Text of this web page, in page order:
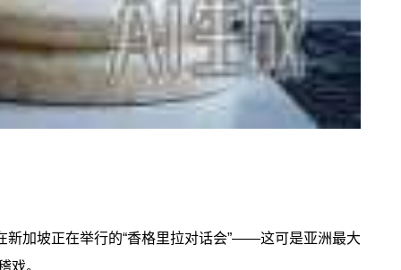
新加坡正在举行的“香格里拉对话会”——这可是亚洲最大